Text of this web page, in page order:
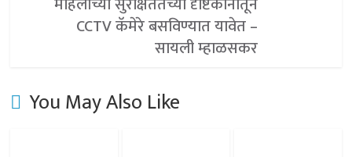
CCTV कॅमेरे बसविण्यात यावेत –
सायली म्हाळसकर
You May Also Like